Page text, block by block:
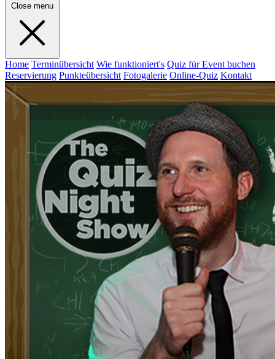
Close menu
Home Terminübersicht Wie funktioniert's Quiz für Event buchen
Reservierung Punkteübersicht Fotogalerie Online-Quiz Kontakt